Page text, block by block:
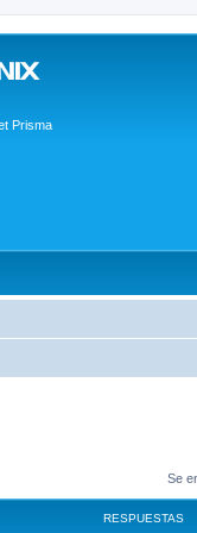
Prisma
Se
RESPUESTAS